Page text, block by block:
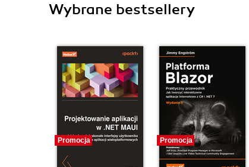
Wybrane bestsellery
Promocja Promocja